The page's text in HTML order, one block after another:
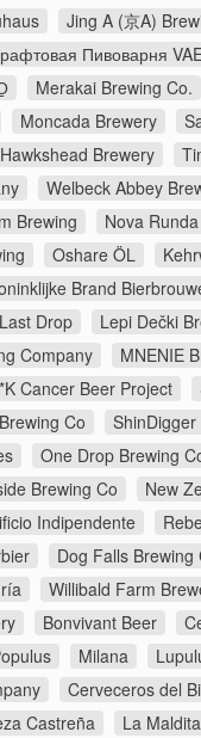
Jing A (京A)
Пивоварня
Merakai Brewing Co.
Moncada Brewery
Hawkshead Brewery
Welbeck Abbey
Brewing Nova Runda
Oshare ÖL
Brand
Last Drop Lepi Dečki
Company MNENIE
Cancer Beer Project
Co ShinDigger
One Drop Brewing
Brewing Co New
Indipendente
Dog Falls Brewing
Willibald Farm
Bonvivant Beer
Milana
Cerveceros del
Castreña La Maldita